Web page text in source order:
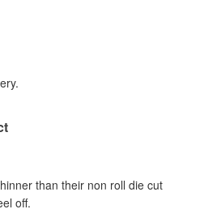
than their non roll die cut
off.